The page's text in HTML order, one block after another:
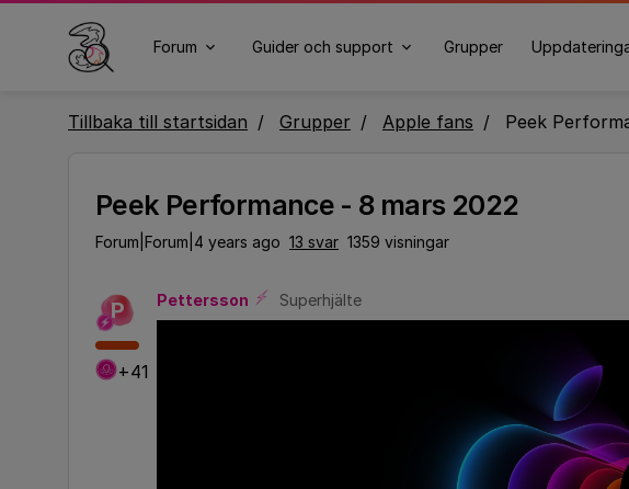
Forum Guider och support Grupper
Tillbaka till startsidan Grupper Apple fans Peek
Peek Performance - 8 mars 2022
Forum|Forum|4 years ago 13 svar 1359 visningar
P
+41
Pettersson Superhjälte